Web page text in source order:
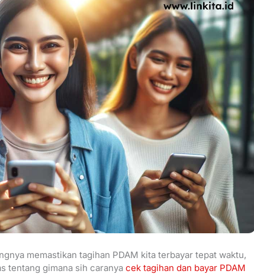
memastikan tagihan PDAM kita terbayar tepat waktu,
tentang gimana sih caranya cek tagihan dan bayar PDAM